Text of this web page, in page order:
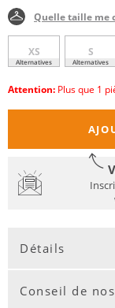
Quelle taille me
XS
Alternatives
S
Alternatives
Attention: Plus que 1
Détails
Conseil de